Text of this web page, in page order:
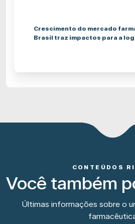
Crescimento do mercado
Brasil traz impactos para a
CONTEÚDOS
Você também
Últimas informações sobre o